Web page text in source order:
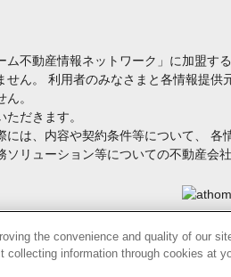
不動産情報ネットワーク」に加盟
ん。 利用者のみなさまと各情報提
。
だきます。
は、内容や契約条件等について、
リューション等についての不動産会
します。著作権はアットホーム（株）またはその情報
0
the convenience and quality of our
information through cookies at